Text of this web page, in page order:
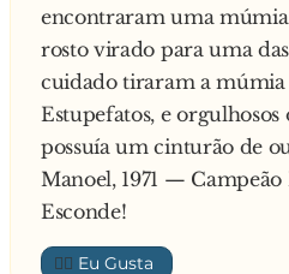
- Depois da letra A vêm
encontraram uma
rosto virado para uma
cuidado tiraram a múmia
Estupefatos, e
possuía um cinturão de
Manoel, 1971 —
Esconde!
👍🏼